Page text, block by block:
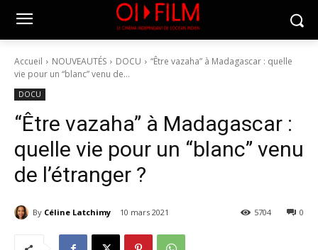
Accueil NOUVEAUTÉS DOCU
“Être vazaha” à Madagascar : quelle
vie pour un “blanc” venu de...
DOCU
“Être vazaha” à Madagascar :
quelle vie pour un “blanc” venu
de l’étranger ?
By Céline Latchimy 10 mars 2021 0
5704